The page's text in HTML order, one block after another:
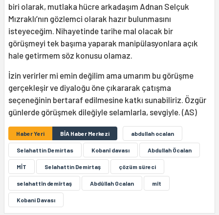
biri olarak, mutlaka hücre arkadaşım Adnan Selçuk
Mızraklı’nın gözlemci olarak hazır bulunmasını
isteyeceğim. Nihayetinde tarihe mal olacak bir
görüşmeyi tek başıma yaparak manipülasyonlara açık
hale getirmem söz konusu olamaz.
İzin verirler mi emin değilim ama umarım bu görüşme
gerçekleşir ve diyaloğu öne çıkararak çatışma
seçeneğinin bertaraf edilmesine katkı sunabiliriz. Özgür
günlerde görüşmek dileğiyle selamlarla, sevgiyle. (AS)
Haber Yeri BİA Haber Merkezi abdullah ocalan
Selahattin Demirtas Kobanî davası Abdullah Öcalan
MİT Selahattin Demirtaş çözüm süreci
selahattîn demîrtaş Abdûllah Ocalan mît
Kobani Davası